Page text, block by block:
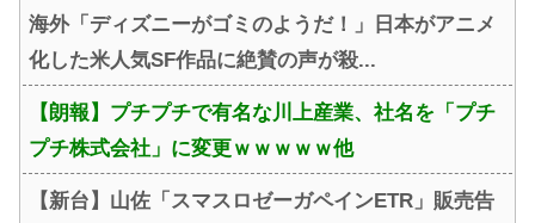
海外「ディズニーがゴミのようだ！」日本がアニメ
化した米人気SF作品に絶賛の声が殺...
【朗報】プチプチで有名な川上産業、社名を「プチ
プチ株式会社」に変更ｗｗｗｗｗ他
【新台】山佐「スマスロゼーガペインETR」販売告